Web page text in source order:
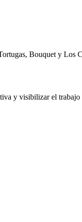
Bouquet y
y visibilizar el